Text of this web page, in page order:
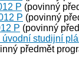
P (povinný
P (povinný
P (povinný
studijní
předmět